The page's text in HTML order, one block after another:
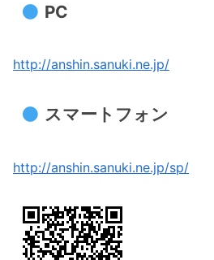
PC
http://anshin.sanuki.ne.jp/
スマートフォン
http://anshin.sanuki.ne.jp/sp/